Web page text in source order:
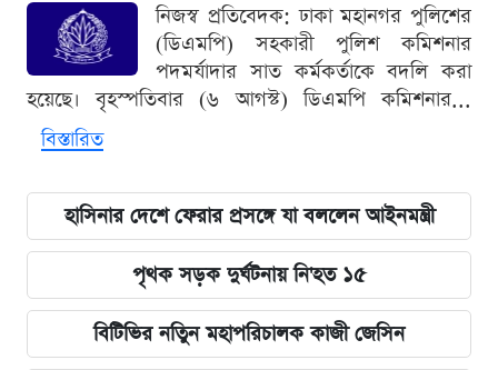
নিজস্ব প্রতিবেদক: ঢাকা মহানগর পুলিশের
(ডিএমপি) সহকারী পুলিশ কমিশনার
পদমর্যাদার সাত কর্মকর্তাকে বদলি করা
হয়েছে। বৃহস্পতিবার (৬ আগস্ট) ডিএমপি কমিশনার...
বিস্তারিত
হাসিনার দেশে ফেরার প্রসঙ্গে যা বললেন আইনমন্ত্রী
পৃথক সড়ক দুর্ঘটনায় নি'হত ১৫
বিটিভির নতিুন মহাপরিচালক কাজী জেসিন